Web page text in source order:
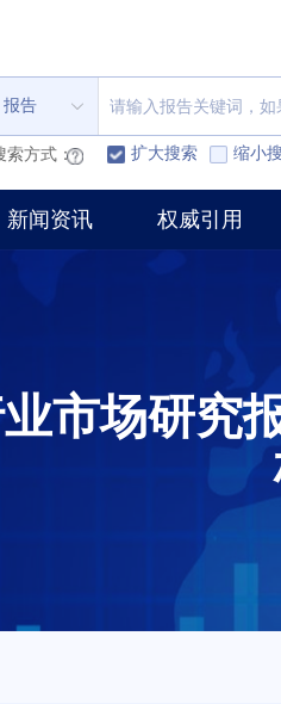
报告
索方式： 扩大搜索 缩小
新闻资讯 权威引用
市场研究